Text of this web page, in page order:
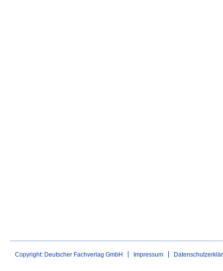
Copyright: Deutscher Fachverlag GmbH Impressum